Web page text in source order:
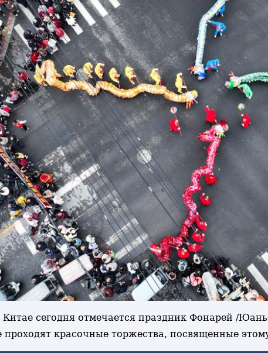
сегодня отмечается праздник Фонарей /
проходят красочные торжества, посвященные